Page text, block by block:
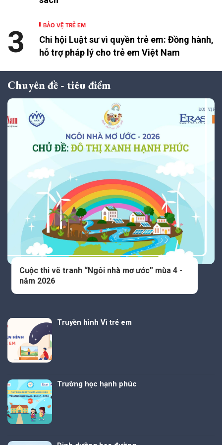
BẢO VỆ TRẺ EM
Chi hội Luật sư vì quyền trẻ em: Đồng hành,
hỗ trợ pháp lý cho trẻ em Việt Nam
3
Chuyên đề - tiêu điểm
Cuộc thi vẽ tranh “Ngôi nhà mơ ước” mùa 4 -
năm 2026
Truyền hình Vì trẻ em
Trường học hạnh phúc